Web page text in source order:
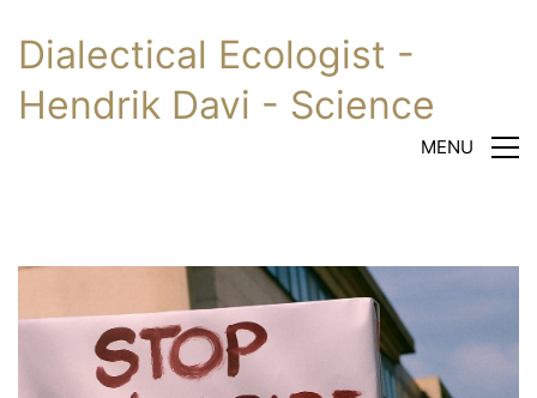
Dialectical Ecologist -
Hendrik Davi - Science
MENU